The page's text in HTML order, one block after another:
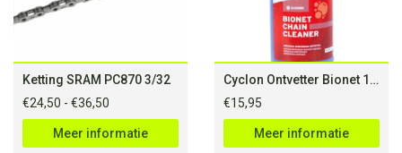
Ketting SRAM PC870 3/32
€24,50 - €36,50
€24,50
tot
€36,50
Meer informatie
Cyclon Ontvetter Bionet 1 ltr
€15,95
Meer informatie